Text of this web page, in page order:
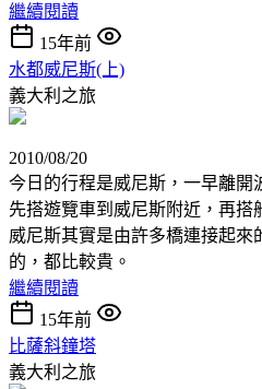
繼續閱讀
15年前
水都威尼斯(上)
義大利之旅
2010/08/20
今日的行程是威尼斯，一早離開
先搭遊覽車到威尼斯附近，再搭
威尼斯其實是由許多橋連接起
的，都比較貴。
繼續閱讀
15年前
比薩斜鐘塔
義大利之旅